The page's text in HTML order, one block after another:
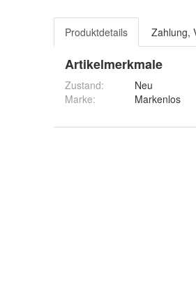
Produktdetails Zahlung,
Artikelmerkmale
Zustand:
Neu
Marke:
Markenlos